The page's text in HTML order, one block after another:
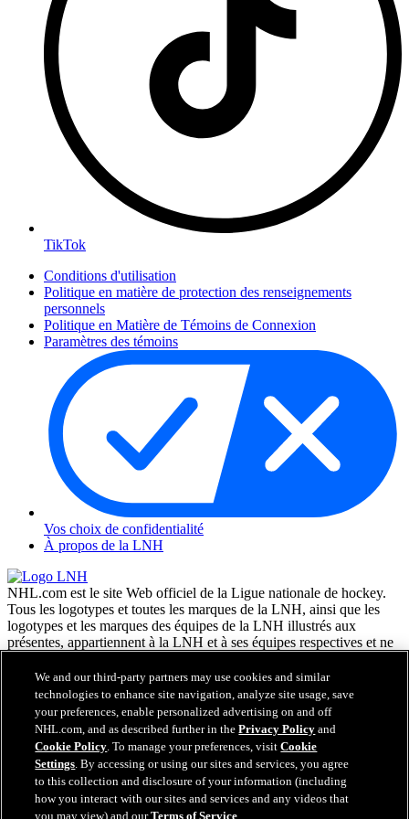
TikTok
Conditions d'utilisation
Politique en matière de protection des renseignements
personnels
Politique en Matière de Témoins de Connexion
Paramètres des témoins
Vos choix de confidentialité
À propos de la LNH
NHL.com est le site Web officiel de la Ligue nationale de hockey.
Tous les logotypes et toutes les marques de la LNH, ainsi que les
logotypes et les marques des équipes de la LNH illustrés aux
présentes, appartiennent à la LNH et à ses équipes respectives et ne
Enterprises, L.P. © LNH 2026. Tous droits réservés. Tous les
chandails d'équipe de la LNH personnalisés avec les noms des
joueurs de la LNH et leurs numéros sont officiellement sous license
de la LNH et de l'AJLNH. Le mot servant de marque Zamboni et la
configuration de la surfaceuse Zamboni sont des marques de
commerce déposées de Frank J. Zamboni & Co., Inc. © Frank J.
Zamboni & Co., Inc. 2026. Tous droits réservés. Toute autre marque
déposée ou tout droit d'auteur d'une tierce partie sont la propriété de
leurs auteurs respectifs. Tous droits réservés.
We and our third-party partners may use cookies and similar
technologies to enhance site navigation, analyze site usage, save
your preferences, enable personalized advertising on and off
NHL.com, and as described further in thePrivacy Policy and
Cookie Policy. To manage your preferences, visitCookie
Settings. By accessing or using our sites and services, you agree
to this collection and disclosure of your information (including
how you interact with our sites and services and any videos that
you may view) and ourTerms of Service